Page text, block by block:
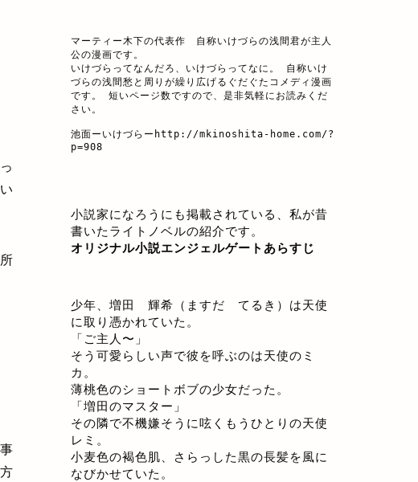
マーティー木下の代表作　自称いけづらの浅間君が主人
公の漫画です。
いけづらってなんだろ、いけづらってなに。 自称いけ
づらの浅間愁と周りが繰り広げるぐだぐたコメディ漫画
です。 短いページ数ですので、是非気軽にお読みくだ
さい。
池面ーいけづらー http://mkinoshita-home.com/?
p=908
小説家になろうにも掲載されている、私が昔
書いたライトノベルの紹介です。
オリジナル小説エンジェルゲートあらすじ
少年、増田 輝希（ますだ てるき）は天使
に取り憑かれていた。
「ご主人〜」
そう可愛らしい声で彼を呼ぶのは天使のミ
カ。
薄桃色のショートボブの少女だった。
「増田のマスター」
その隣で不機嫌そうに呟くもうひとりの天使
レミ。
小麦色の褐色肌、さらっした黒の長髪を風に
なびかせていた。